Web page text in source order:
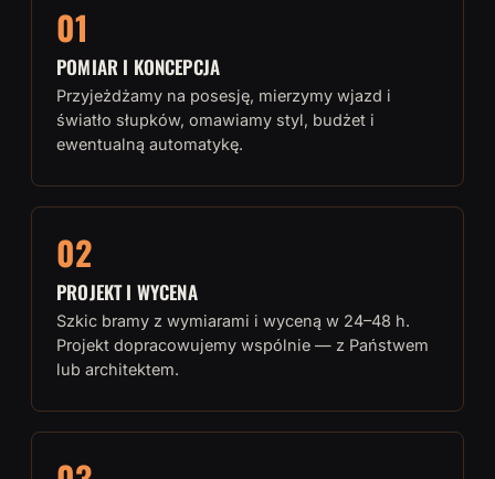
01
POMIAR I KONCEPCJA
Przyjeżdżamy na posesję, mierzymy wjazd i
światło słupków, omawiamy styl, budżet i
ewentualną automatykę.
02
PROJEKT I WYCENA
Szkic bramy z wymiarami i wyceną w 24–48 h.
Projekt dopracowujemy wspólnie — z Państwem
lub architektem.